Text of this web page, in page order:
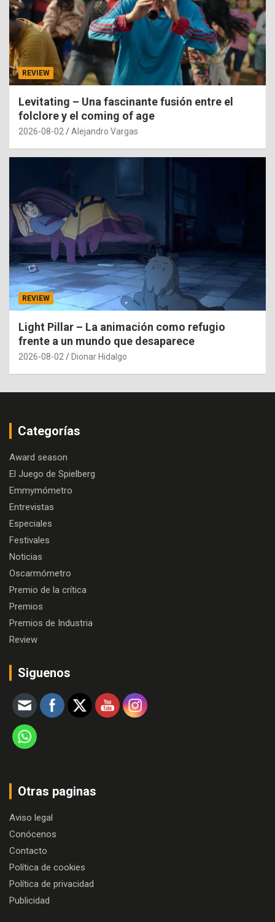
REVIEW
Levitating – Una fascinante fusión entre el
folclore y el coming of age
2026-08-02 Alejandro Vargas
REVIEW
Light Pillar – La animación como refugio
frente a un mundo que desaparece
2026-08-02 Dionar Hidalgo
Categorías
Award season
El Juego de Spielberg
Emmymómetro
Entrevistas
Especiales
Festivales
Noticias
Oscarmómetro
Premio de la crítica
Premios
Premios de Industria
Review
Siguenos
Otras paginas
Aviso legal
Conócenos
Contacto
Política de cookies
Política de privacidad
Publicidad